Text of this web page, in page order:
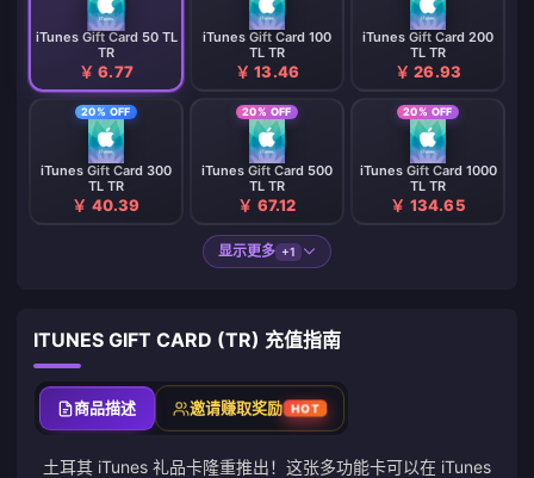
iTunes Gift Card 50 TL
TR
￥ 6.77
iTunes Gift Card 100
TL TR
￥ 13.46
iTunes Gift Card 200
TL TR
￥ 26.93
20% OFF
iTunes Gift Card 300
TL TR
￥ 40.39
20% OFF
iTunes Gift Card 500
TL TR
￥ 67.12
20% OFF
iTunes Gift Card 1000
TL TR
￥ 134.65
显示更多 +1
ITUNES GIFT CARD (TR) 充值指南
商品描述 邀请赚取奖励 HOT
土耳其 iTunes 礼品卡隆重推出！这张多功能卡可以在 iTunes